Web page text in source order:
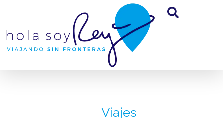
Viajes